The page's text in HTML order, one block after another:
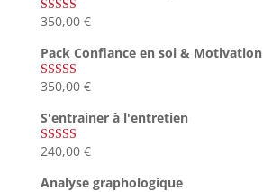
Note5.00
350,00 €
Pack Confiance en soi & Motivation
Note5.00
350,00 €
S'entrainer à l'entretien
Note4.83
240,00 €
Analyse graphologique